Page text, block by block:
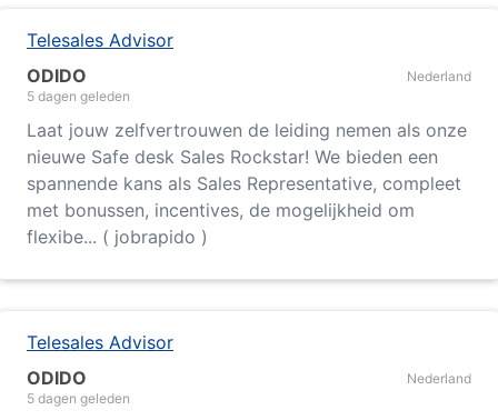
Telesales Advisor
ODIDO
Nederland
5 dagen geleden
Laat jouw zelfvertrouwen de leiding nemen als onze
nieuwe Safe desk Sales Rockstar! We bieden een
spannende kans als Sales Representative, compleet
met bonussen, incentives, de mogelijkheid om
flexibe... ( jobrapido )
Telesales Advisor
ODIDO
Nederland
5 dagen geleden